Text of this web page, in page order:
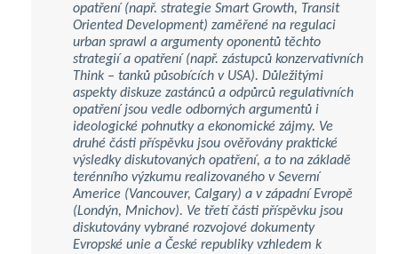
opatření (např. strategie Smart Growth, Transit
Oriented Development) zaměřené na regulaci
urban sprawl a argumenty oponentů těchto
strategií a opatření (např. zástupců konzervativních
Think – tanků působících v USA). Důležitými
aspekty diskuze zastánců a odpůrců regulativních
opatření jsou vedle odborných argumentů i
ideologické pohnutky a ekonomické zájmy. Ve
druhé části příspěvku jsou ověřovány praktické
výsledky diskutovaných opatření, a to na základě
terénního výzkumu realizovaného v Severní
Americe (Vancouver, Calgary) a v západní Evropě
(Londýn, Mnichov). Ve třetí části příspěvku jsou
diskutovány vybrané rozvojové dokumenty
Evropské unie a České republiky vzhledem k